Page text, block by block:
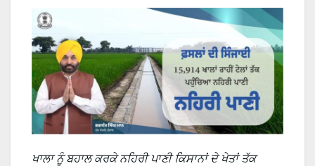
ਖਾਲਾ ਨੂੰ ਬਹਾਲ ਕਰਕੇ ਨਹਿਰੀ ਪਾਣੀ ਕਿਸਾਨਾਂ ਦੇ ਖੇਤਾਂ ਤੱਕ